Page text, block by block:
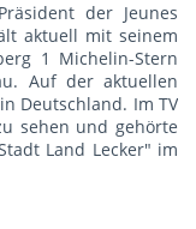
der Jeunes
aktuell mit seinem
1 Michelin-Stern
Auf der aktuellen
Deutschland. Im TV
sehen und gehörte
Land Lecker" im